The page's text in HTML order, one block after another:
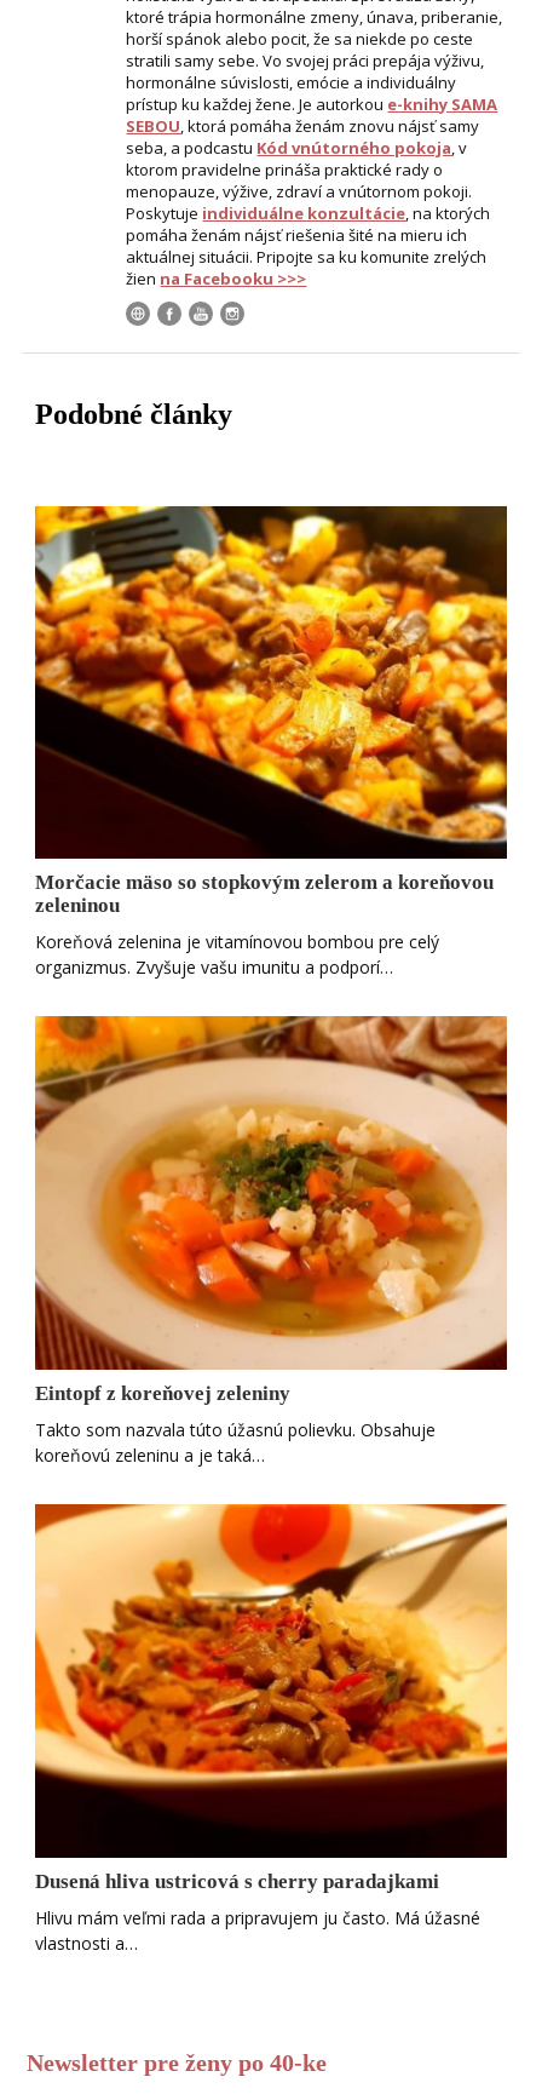
ktoré trápia hormonálne zmeny, únava, priberanie,
horší spánok alebo pocit, že sa niekde po ceste
stratili samy sebe. Vo svojej práci prepája výživu,
hormonálne súvislosti, emócie a individuálny
prístup ku každej žene. Je autorkou e-knihy SAMA
SEBOU , ktorá pomáha ženám znovu nájsť samy
seba, a podcastu Kód vnútorného pokoja , v
ktorom pravidelne prináša praktické rady o
menopauze, výžive, zdraví a vnútornom pokoji.
Poskytuje individuálne konzultácie , na ktorých
pomáha ženám nájsť riešenia šité na mieru ich
aktuálnej situácii. Pripojte sa ku komunite zrelých
žien na Facebooku >>>
Podobné články
Morčacie mäso so stopkovým zelerom a koreňovou
zeleninou
Koreňová zelenina je vitamínovou bombou pre celý
organizmus. Zvyšuje vašu imunitu a podporí…
Eintopf z koreňovej zeleniny
Takto som nazvala túto úžasnú polievku. Obsahuje
koreňovú zeleninu a je taká…
Dusená hliva ustricová s cherry paradajkami
Hlivu mám veľmi rada a pripravujem ju často. Má úžasné
vlastnosti a…
Newsletter pre ženy po 40-ke